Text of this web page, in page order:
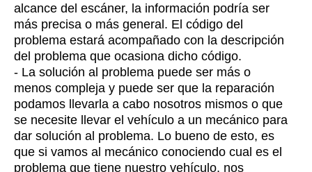
alcance del escáner, la información podría ser
más precisa o más general. El código del
problema estará acompañado con la descripción
del problema que ocasiona dicho código.
- La solución al problema puede ser más o
menos compleja y puede ser que la reparación
podamos llevarla a cabo nosotros mismos o que
se necesite llevar el vehículo a un mecánico para
dar solución al problema. Lo bueno de esto, es
que si vamos al mecánico conociendo cual es el
problema que tiene nuestro vehículo, nos